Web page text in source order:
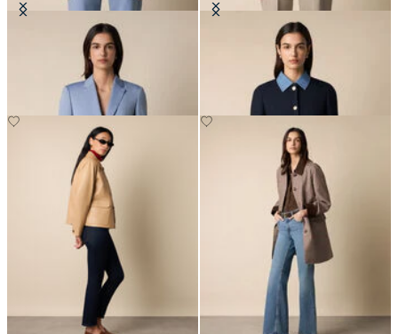
Blazer in Misto Lana Giacca in Lana con Bottoni Dorati